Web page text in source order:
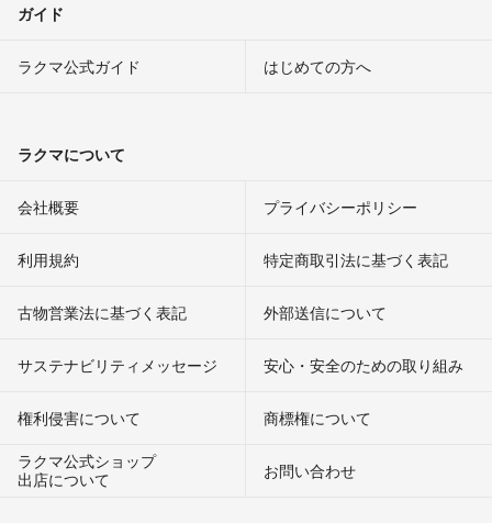
ガイド
ラクマ公式ガイド はじめての方へ
ラクマについて
会社概要 プライバシーポリシー
利用規約 特定商取引法に基づく表記
古物営業法に基づく表記 外部送信について
サステナビリティメッセージ 安心・安全のための取り組み
権利侵害について
商標権について
ラクマ公式ショップ
出店について
お問い合わせ